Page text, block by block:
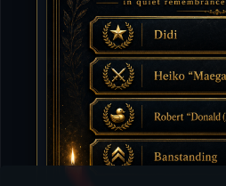
Isimiyaki
10.07.2026 / 00:34
Alles gute chickpea
Mojochilla
02.07.2026 / 15:53
Was geht aaaaaaaaaaaab